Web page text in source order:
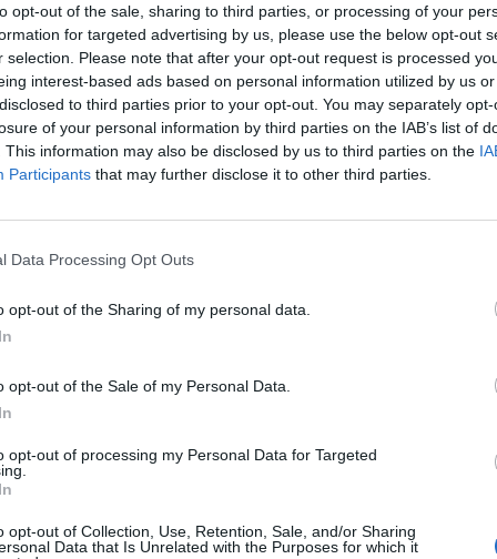
opt-out of the sale, sharing to third parties, or processing of your
for targeted advertising by us, please use the below opt-out
selection. Please note that after your opt-out request is processed
interest-based ads based on personal information utilized by us
to third parties prior to your opt-out. You may separately
of your personal information by third parties on the IAB’s list of
This information may also be disclosed by us to third parties on the
Participants that may further disclose it to other third parties.
Data Processing Opt Outs
opt-out of the Sharing of my personal data.
opt-out of the Sale of my Personal Data.
opt-out of processing my Personal Data for Targeted
opt-out of Collection, Use, Retention, Sale, and/or Sharing
Data that Is Unrelated with the Purposes for which it